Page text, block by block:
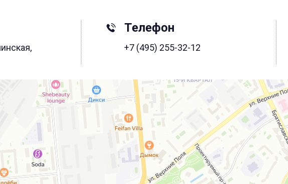
Телефон
+7 (495) 255-32-12